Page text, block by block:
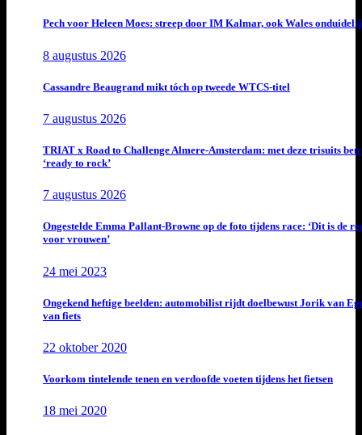
Pech voor Heleen Moes: streep door IM Kalmar, ook Wales
8 augustus 2026
Cassandre Beaugrand mikt tóch op tweede WTCS-titel
7 augustus 2026
TRIAT x Road to Challenge Almere-Amsterdam: met deze trisuits ben
‘ready to rock’
7 augustus 2026
Ongestelde Emma Pallant-Browne op de foto tijdens race: ‘Dit is de
voor vrouwen’
24 mei 2023
Ongekend heftige beelden: automobilist rijdt doelbewust Jorik van
van fiets
22 oktober 2020
Voorkom tintelende tenen en verdoofde voeten tijdens het fietsen
18 mei 2020